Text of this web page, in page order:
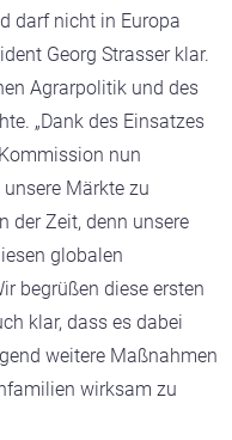
darf nicht in Europa
Georg Strasser klar.
Agrarpolitik und des
„Dank des Einsatzes
nun
Märkte zu
der Zeit, denn unsere
globalen
begrüßen diese ersten
klar, dass es dabei
weitere Maßnahmen
wirksam zu